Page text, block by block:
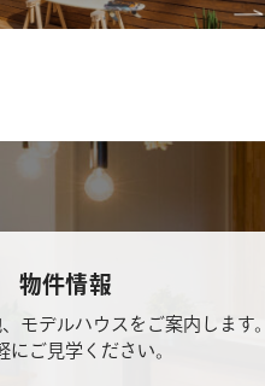
物件情報
モデルハウスをご案内します。
にご見学ください。